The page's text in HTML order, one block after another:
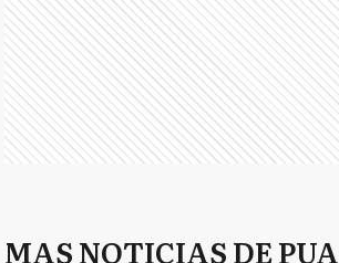
MAS NOTICIAS DE